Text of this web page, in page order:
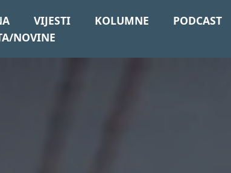
VIJESTI KOLUMNE PODCAST
NOVINE